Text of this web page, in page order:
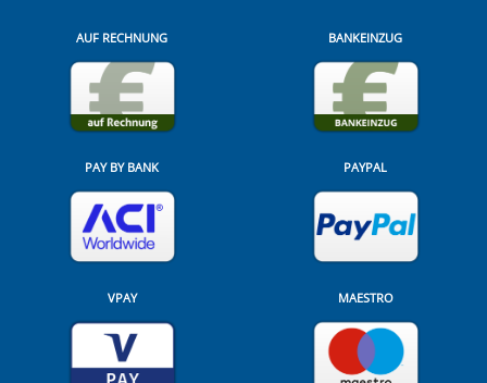
AUF RECHNUNG BANKEINZUG
PAY BY BANK PAYPAL
VPAY MAESTRO